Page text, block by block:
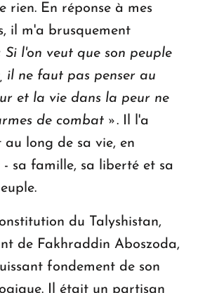
rien. En réponse à mes
il m'a brusquement
Si l'on veut que son peuple
il ne faut pas penser au
et la vie dans la peur ne
de combat ». Il l'a
long de sa vie, en
sa famille, sa liberté et sa
du Talyshistan,
de Fakhraddin Aboszoda,
fondement de son
Il était un partisan